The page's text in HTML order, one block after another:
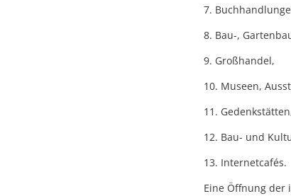
7.
8. Bau-,
9. Großhandel,
10. Museen,
11.
12. Bau- und
13. Internetcafés.
Eine Öffnung der